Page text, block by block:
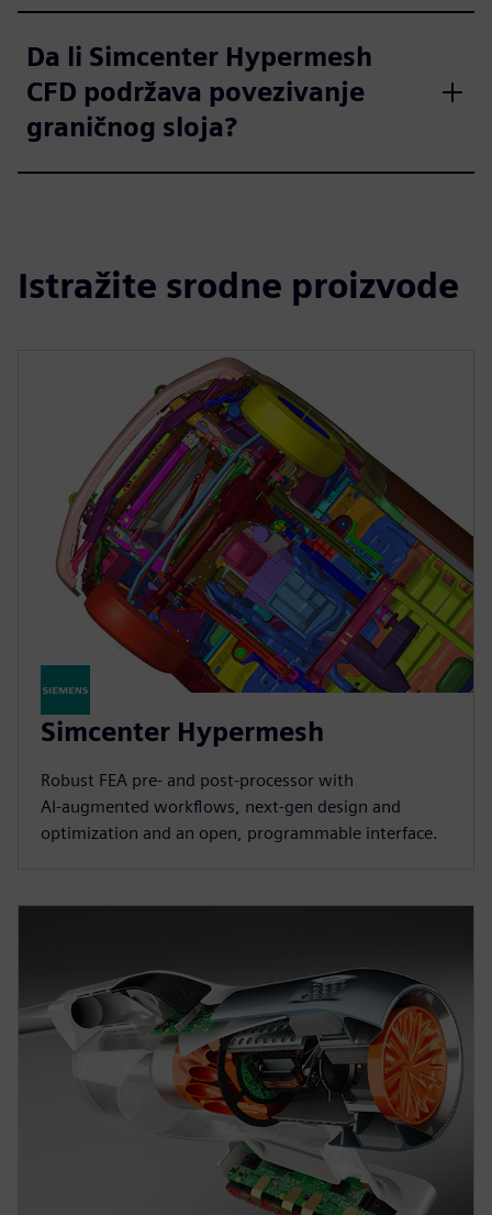
Da li Simcenter Hypermesh
CFD podržava povezivanje
graničnog sloja?
Istražite srodne proizvode
Simcenter Hypermesh
Robust FEA pre‑ and post‑processor with
AI‑augmented workflows, next‑gen design and
optimization and an open, programmable interface.